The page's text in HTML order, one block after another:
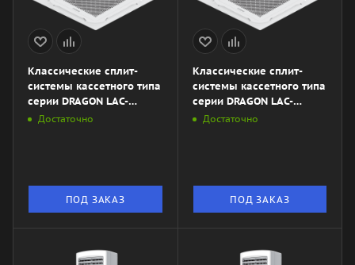
Классические сплит-
системы кассетного типа
серии DRAGON LAC-
DR55HP.C01\/S\/Pan DR-
Достаточно
ПОД ЗАКАЗ
Классические сплит-
системы кассетного типа
серии DRAGON LAC-
DR35HP.C01\/S\/Pan DR-
Достаточно
ПОД ЗАКАЗ